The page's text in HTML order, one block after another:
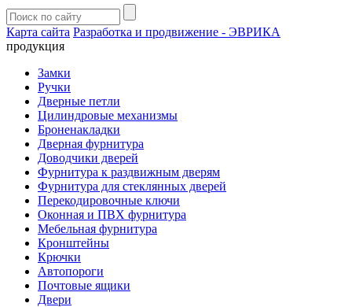
Карта сайта Разработка и продвижение - ЭВРИКА
продукция
Замки
Ручки
Дверные петли
Цилиндровые механизмы
Броненакладки
Дверная фурнитура
Доводчики дверей
Фурнитура к раздвижным дверям
Фурнитура для стеклянных дверей
Перекодировочные ключи
Оконная и ПВХ фурнитура
Мебельная фурнитура
Кронштейны
Крючки
Автопороги
Почтовые ящики
Двери